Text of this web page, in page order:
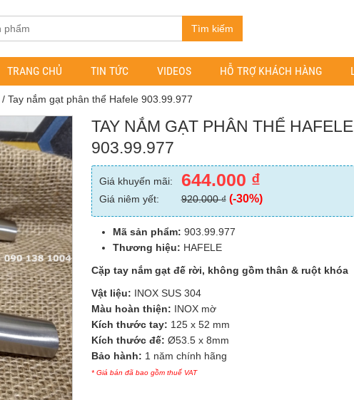
Tìm kiếm
TRANG CHỦ TIN TỨC VIDEOS HỖ TRỢ KHÁCH HÀNG
/ Tay nắm gạt phân thể Hafele 903.99.977
TAY NẮM GẠT PHÂN THỂ HAFELE
903.99.977
Giá khuyến mãi: 644.000 ₫
Giá niêm yết: 920.000₫(-30%)
Mã sản phẩm: 903.99.977
Thương hiệu: HAFELE
Cặp tay nắm gạt đế rời, không gồm thân & ruột khóa
Vật liệu: INOX SUS 304
Màu hoàn thiện: INOX mờ
Kích thước tay: 125 x 52 mm
Kích thước đế: Ø53.5 x 8mm
Bảo hành: 1 năm chính hãng
* Giá bán đã bao gồm thuế VAT